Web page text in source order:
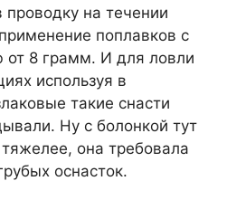
на течении
поплавков с
от 8 грамм. И для ловли
используя в
такие снасти
Ну с болонкой тут
она требовала
оснасток.